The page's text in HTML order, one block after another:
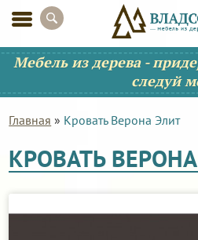
Мебель из дерева -
следуй
Главная » Кровать Верона Элит
КРОВАТЬ